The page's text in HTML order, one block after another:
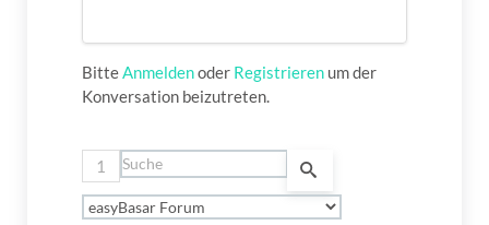
BitteAnmeldenoder Registrieren um der
Konversation beizutreten.
1